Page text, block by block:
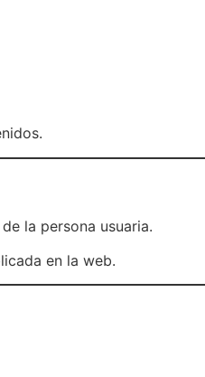
la persona usuaria.
en la web.